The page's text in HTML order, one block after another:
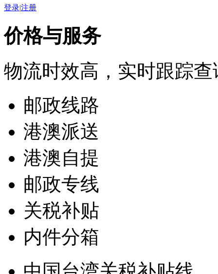
登录|注册
价格与服务
物流时效高，实时跟踪
邮政线路
港澳派送
港澳自提
邮政专线
关税补贴
内件分箱